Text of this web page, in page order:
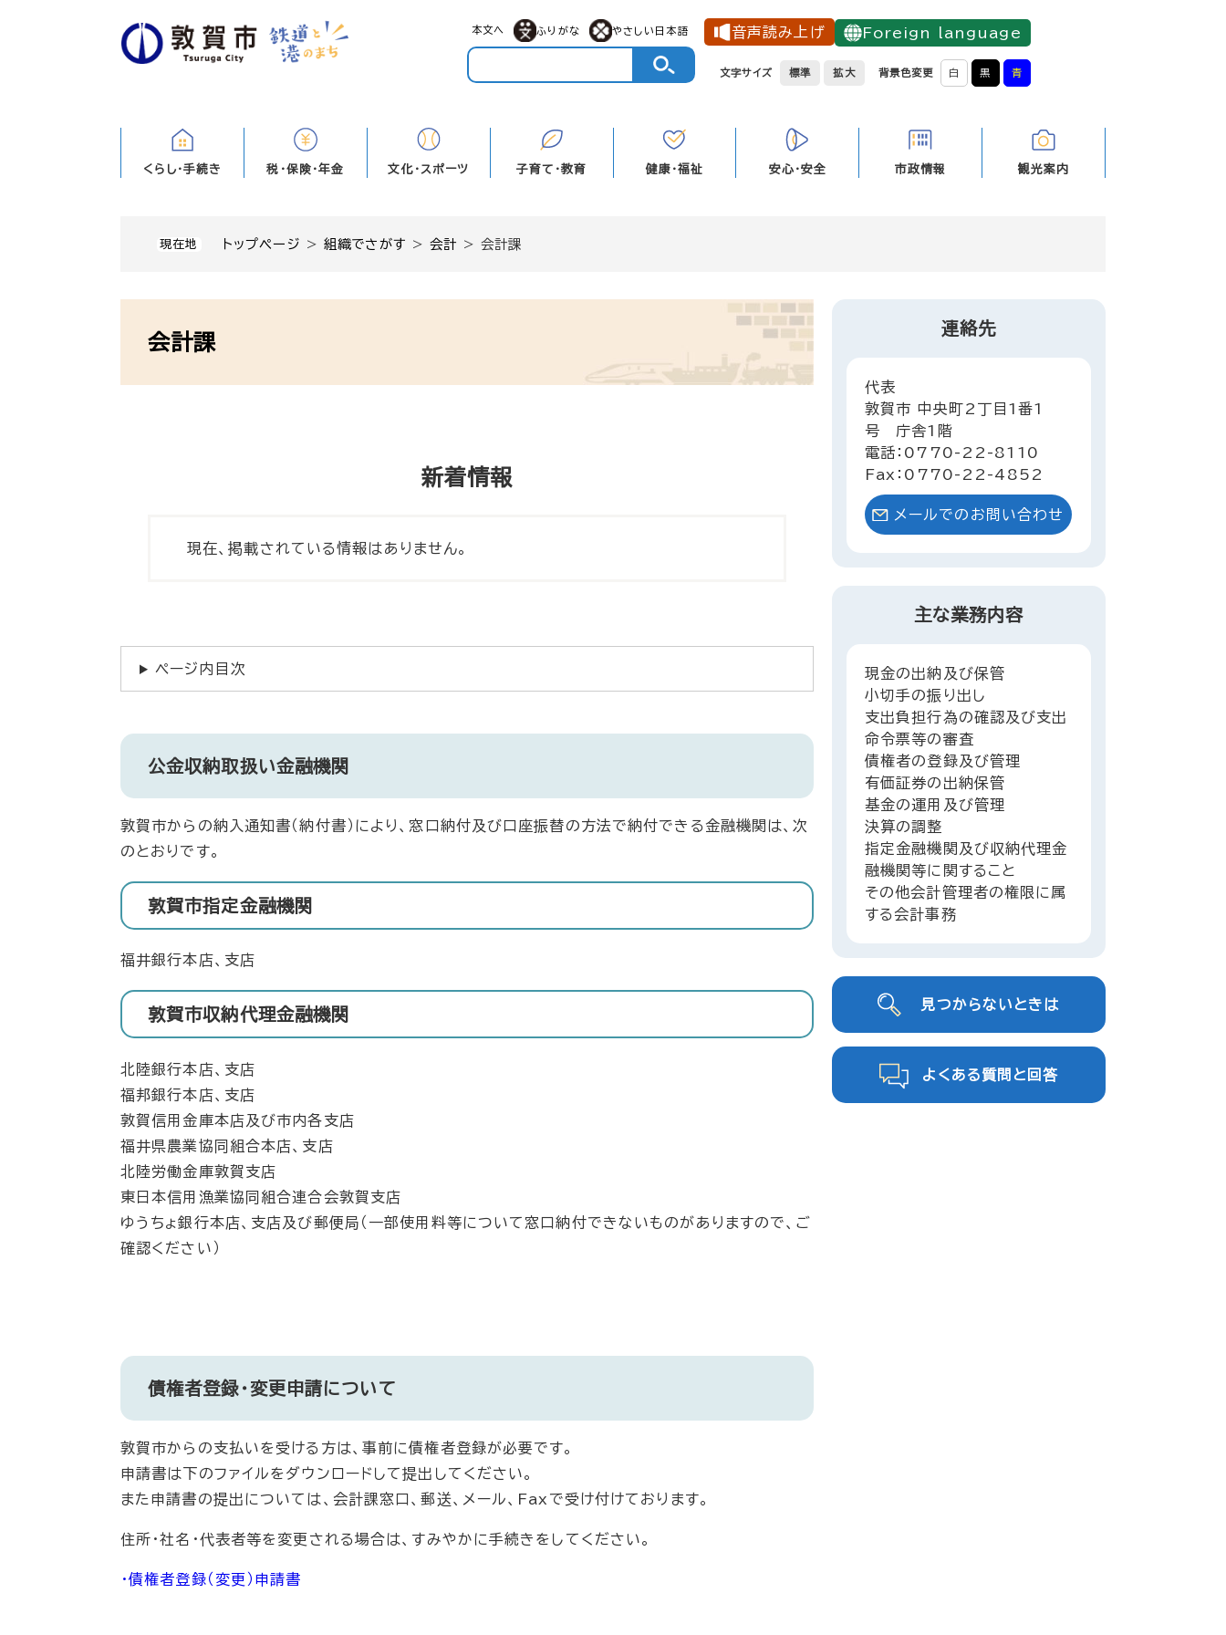
本文へ ふりがな やさしい日本語 音声読み上げ Foreign language
文字サイズ 標準 拡大 背景色変更 白 黒 青
くらし・手続き 税・保険・年金 文化・スポーツ 子育て・教育 健康・福祉 安心・安全 市政情報 観光案内
現在地 トップページ >組織でさがす >会計 > 会計課
会計課
新着情報
現在、掲載されている情報はありません。
ページ内目次
公金収納取扱い金融機関
敦賀市からの納入通知書（納付書）により、窓口納付及び口座振替の方法で納付できる金融機関は、次
のとおりです。
敦賀市指定金融機関
福井銀行本店、支店
敦賀市収納代理金融機関
北陸銀行本店、支店
福邦銀行本店、支店
敦賀信用金庫本店及び市内各支店
福井県農業協同組合本店、支店
北陸労働金庫敦賀支店
東日本信用漁業協同組合連合会敦賀支店
ゆうちょ銀行本店、支店及び郵便局（一部使用料等について窓口納付できないものがありますので、ご
確認ください）
債権者登録・変更申請について
敦賀市からの支払いを受ける方は、事前に債権者登録が必要です。
申請書は下のファイルをダウンロードして提出してください。
また申請書の提出については、会計課窓口、郵送、メール、Faxで受け付けております。
住所・社名・代表者等を変更される場合は、すみやかに手続きをしてください。
・債権者登録（変更）申請書
連絡先
代表
敦賀市 中央町2丁目1番1
号 庁舎1階
電話：0770-22-8110
Fax：0770-22-4852
メールでのお問い合わせ
主な業務内容
現金の出納及び保管
小切手の振り出し
支出負担行為の確認及び支出
命令票等の審査
債権者の登録及び管理
有価証券の出納保管
基金の運用及び管理
決算の調整
指定金融機関及び収納代理金
融機関等に関すること
その他会計管理者の権限に属
する会計事務
見つからないときは
よくある質問と回答